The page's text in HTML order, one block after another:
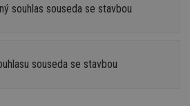
souhlas souseda se stavbou
souseda se stavbou